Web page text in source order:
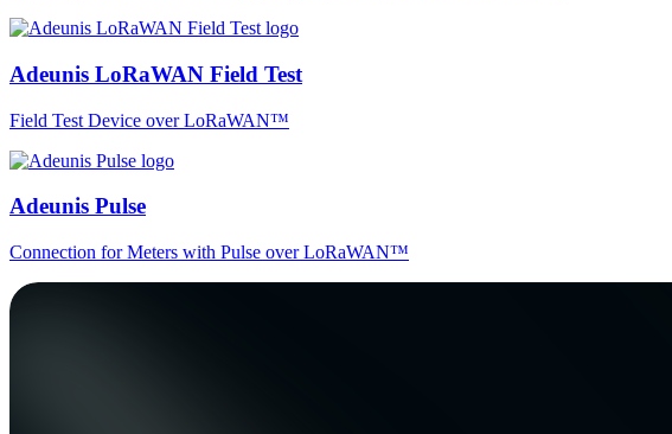
Adeunis LoRaWAN Field Test
Field Test Device over LoRaWAN™
Adeunis Pulse
Connection for Meters with Pulse over LoRaWAN™